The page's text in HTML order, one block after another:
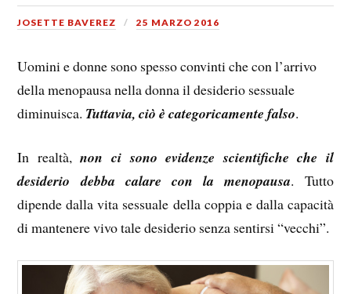
JOSETTE BAVEREZ 25 MARZO 2016
Uomini e donne sono spesso convinti che con l’arrivo
della menopausa nella donna il desiderio sessuale
diminuisca. Tuttavia, ciò è categoricamente falso.
In realtà,non ci sono evidenze scientifiche che il
desiderio debba calare con la menopausa. Tutto
dipende dalla vita sessuale della coppia e dalla capacità
di mantenere vivo tale desiderio senza sentirsi “vecchi”.